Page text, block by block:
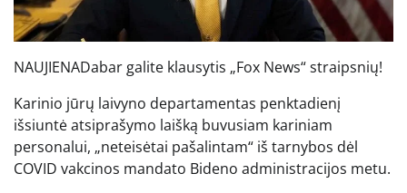
NAUJIENADabar galite klausytis „Fox News“ straipsnių!
Karinio jūrų laivyno departamentas penktadienį
išsiuntė atsiprašymo laišką buvusiam kariniam
personalui, „neteisėtai pašalintam“ iš tarnybos dėl
COVID vakcinos mandato Bideno administracijos metu.